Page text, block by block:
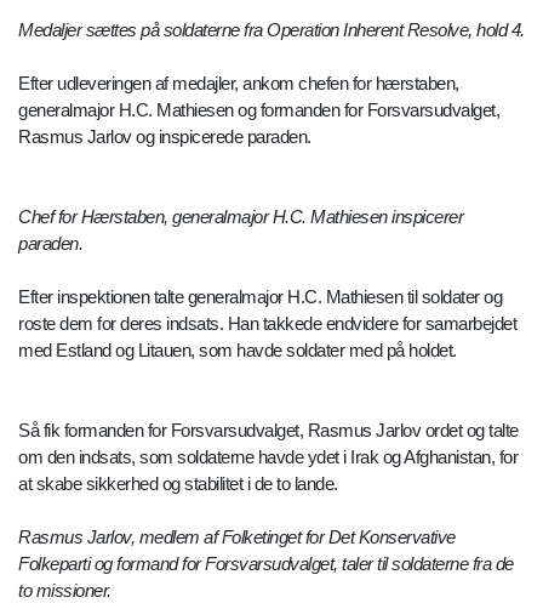
Medaljer sættes på soldaterne fra Operation Inherent Resolve, hold 4.
Efter udleveringen af medajler, ankom chefen for hærstaben,
generalmajor H.C. Mathiesen og formanden for Forsvarsudvalget,
Rasmus Jarlov og inspicerede paraden.
Chef for Hærstaben, generalmajor H.C. Mathiesen inspicerer
paraden.
Efter inspektionen talte generalmajor H.C. Mathiesen til soldater og
roste dem for deres indsats. Han takkede endvidere for samarbejdet
med Estland og Litauen, som havde soldater med på holdet.
Så fik formanden for Forsvarsudvalget, Rasmus Jarlov ordet og talte
om den indsats, som soldaterne havde ydet i Irak og Afghanistan, for
at skabe sikkerhed og stabilitet i de to lande.
Rasmus Jarlov, medlem af Folketinget for Det Konservative
Folkeparti og formand for Forsvarsudvalget, taler til soldaterne fra de
to missioner.